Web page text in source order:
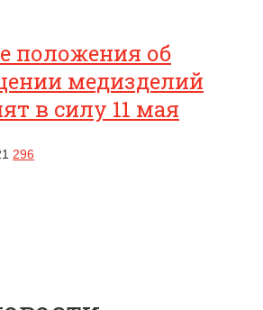
положения об
медизделий
в силу 11 мая
296